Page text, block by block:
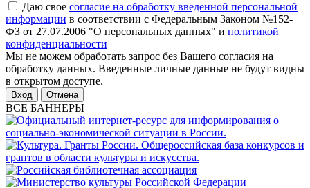
Даю свое согласие на обработку введенной персональной
информации в соответствии с Федеральным Законом №152-
ФЗ от 27.07.2006 "О персональных данных" и политикой
конфиденциальности
Мы не можем обработать запрос без Вашего согласия на
обработку данных. Введенные личные данные не будут видны
в открытом доступе.
Отмена
ВСЕ БАННЕРЫ